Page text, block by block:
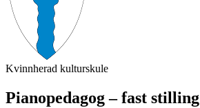
Kvinnherad kulturskule
Pianopedagog – fast stilling